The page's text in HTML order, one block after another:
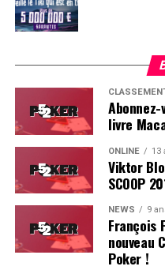
Soleau à gauche, sorti par
livre
ONLINE 13
Viktor
SCOOP
NEWS 9
François
nouveau
Poker !